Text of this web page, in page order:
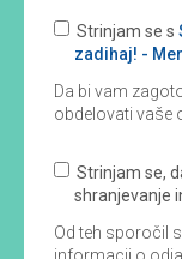
Strinjam se s
zadihaj! -
Da bi vam
obdelovati vaše
Strinjam se,
shranjevanje
Od teh sporočil